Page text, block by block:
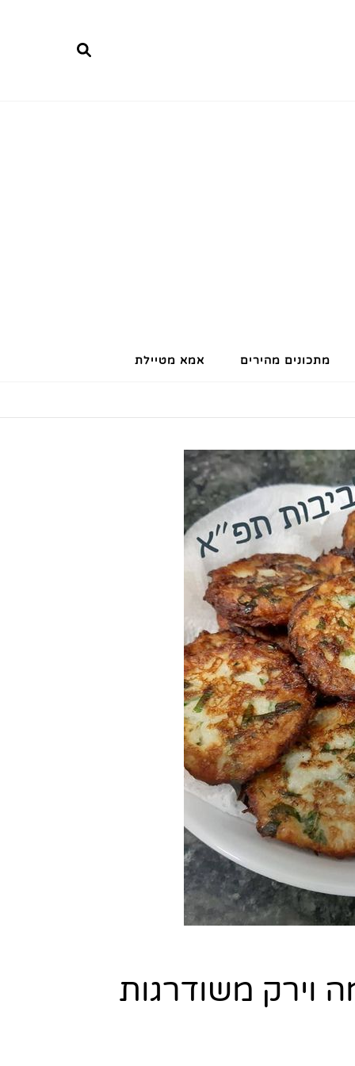
מתכונים מהירים אמא מטיילת
וירק משודרגות